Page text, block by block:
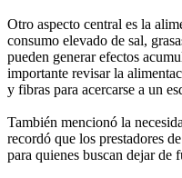
Otro aspecto central es la
consumo elevado de sal,
pueden generar efectos
importante revisar la
y fibras para acercarse a un
También mencionó la
recordó que los prestadores
para quienes buscan dejar de